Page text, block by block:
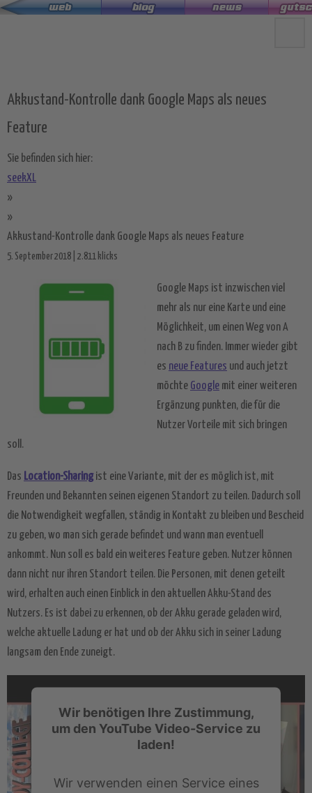
Zum
Akkustand-Kontrolle dank Google Maps als neues
Feature
Sie befinden sich hier:
seekXL
»
»
Akkustand-Kontrolle dank Google Maps als neues Feature
5. September 2018 | 2.811 klicks
Google Maps ist inzwischen viel
mehr als nur eine Karte und eine
Möglichkeit, um einen Weg von A
nach B zu finden. Immer wieder gibt
es neue Features und auch jetzt
möchte Google mit einer weiteren
Ergänzung punkten, die für die
Nutzer Vorteile mit sich bringen
soll.
Das Location-Sharingist eine Variante, mit der es möglich ist, mit
Freunden und Bekannten seinen eigenen Standort zu teilen. Dadurch soll
die Notwendigkeit wegfallen, ständig in Kontakt zu bleiben und Bescheid
zu geben, wo man sich gerade befindet und wann man eventuell
ankommt. Nun soll es bald ein weiteres Feature geben. Nutzer können
dann nicht nur ihren Standort teilen. Die Personen, mit denen geteilt
wird, erhalten auch einen Einblick in den aktuellen Akku-Stand des
Nutzers. Es ist dabei zu erkennen, ob der Akku gerade geladen wird,
welche aktuelle Ladung er hat und ob der Akku sich in seiner Ladung
langsam den Ende zuneigt.
Wir benötigen Ihre Zustimmung,
um den YouTube Video-Service zu
laden!
Wir verwenden einen Service eines